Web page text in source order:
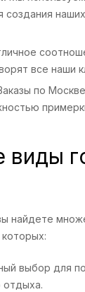
создания
все наши
по
виды
найдете
выбор для
отдыха.